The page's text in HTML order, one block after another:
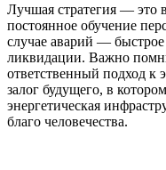
Лучшая стратегия — это
постоянное обучение
случае аварий —
ликвидации. Важно
ответственный подход к
залог будущего, в
энергетическая
благо человечества.